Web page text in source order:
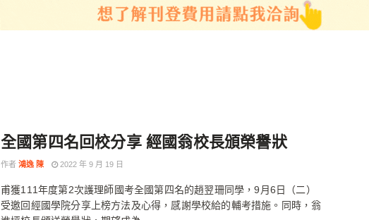
全國第四名回校分享 經國翁校長頒榮譽狀
作者 鴻逸 陳 2022 年 9 月 19 日
甫獲111年度第2次護理師國考全國第四名的趙翌珊同學，9月6日（二）
受邀回經國學院分享上榜方法及心得，感謝學校給的輔考措施。同時，翁